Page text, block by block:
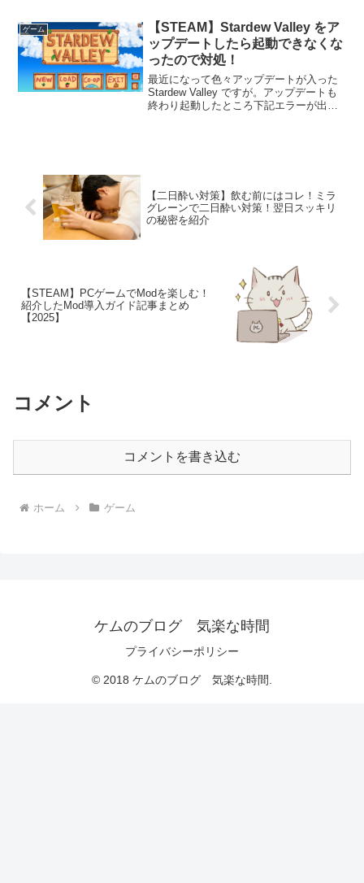
ゲーム
【STEAM】Stardew Valley をア
ップデートしたら起動できなくな
ったので対処！
最近になって色々アップデートが入った
Stardew Valley ですが。アップデートも
終わり起動したところ下記エラーが出て
【二日酔い対策】飲む前にはコレ！ミラ
グレーンで二日酔い対策！翌日スッキリ
の秘密を紹介
【STEAM】PCゲームでModを楽しむ！
紹介したMod導入ガイド記事まとめ
【2025】
コメント
コメントを書き込む
ホーム ゲーム
ケムのブログ 気楽な時間
プライバシーポリシー
© 2018 ケムのブログ 気楽な時間.